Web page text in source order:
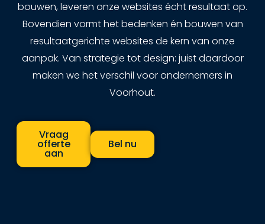
bouwen, leveren onze websites écht resultaat op.
Bovendien vormt het bedenken én bouwen van
resultaatgerichte websites de kern van onze
aanpak. Van strategie tot design: juist daardoor
maken we het verschil voor ondernemers in
Voorhout.
Vraag
offerte
aan
Bel nu